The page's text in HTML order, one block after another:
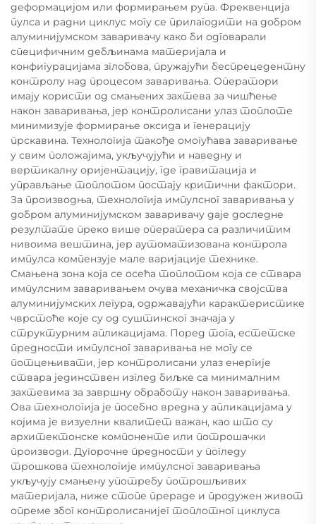
деформацијом или формирањем рупа. Фреквенција
пулса и радни циклус могу се прилагодити на добром
алуминијумском заваривачу како би одговарали
специфичним дебљинама материјала и
конфигурацијама зглобова, пружајући беспрецедентну
контролу над процесом заваривања. Оператори
имају користи од смањених захтева за чишћење
након заваривања, јер контролисани улаз топлоте
минимизује формирање оксида и генерацију
прскавина. Технологија такође омогућава заваривање
у свим положајима, укључујући и наведну и
вертикалну оријентацију, где гравитација и
управљање топлотом постају критични фактори.
За производња, технологија импулсног заваривања у
добром алуминијумском заваривачу даје доследне
резултате преко више оператера са различитим
нивоима вештина, јер аутоматизована контрола
импулса компензује мале варијације технике.
Смањена зона која се осећа топлотом која се ствара
импулсним заваривањем очува механичка својства
алуминијумских легура, одржавајући карактеристике
чврстоће које су од суштинског значаја у
структурним апликацијама. Поред тога, естетске
предности импулсног заваривања не могу се
потцењивати, јер контролисани улаз енергије
ствара јединствен изглед биљке са минималним
захтевима за завршну обработу након заваривања.
Ова технологија је посебно вредна у апликацијама у
којима је визуелни квалитет важан, као што су
архитектонске компоненте или потрошачки
производи. Дугорочне предности у погледу
трошкова технологије импулсног заваривања
укључују смањену употребу потрошљивих
материјала, ниже стопе прераде и продужен живот
опреме због контролисанијег топлотног циклуса